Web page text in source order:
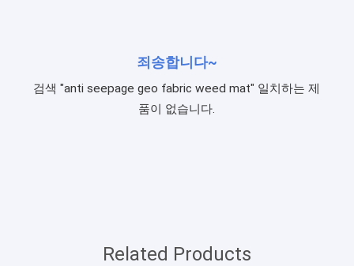
죄송합니다~
검색 "anti seepage geo fabric weed mat" 일치하는 제
품이 없습니다.
Related Products